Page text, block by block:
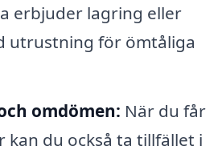
erbjuder lagring eller
utrustning för ömtåliga
omdömen: När du får
du också ta tillfället i